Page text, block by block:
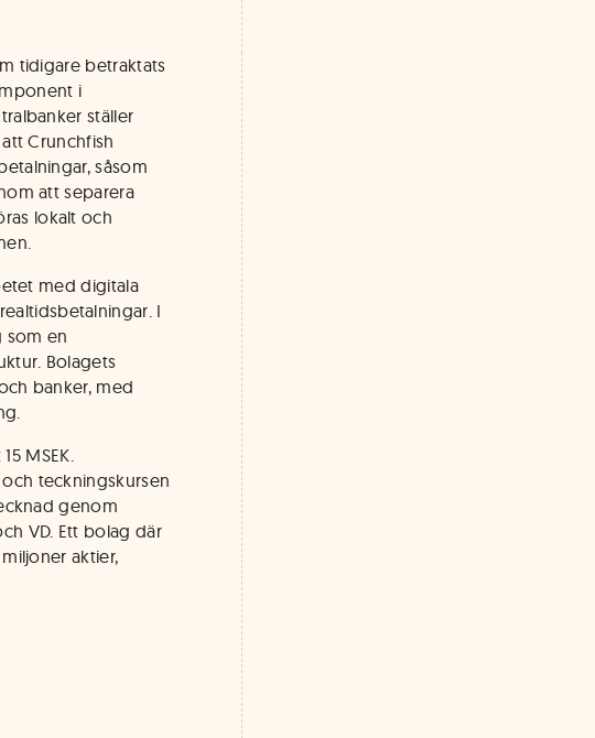
tidigare betraktats
i
ställer
Crunchfish
såsom
att separera
lokalt och
med digitala
I
som en
Bolagets
banker, med
MSEK.
teckningskursen
genom
VD. Ett bolag där
aktier,